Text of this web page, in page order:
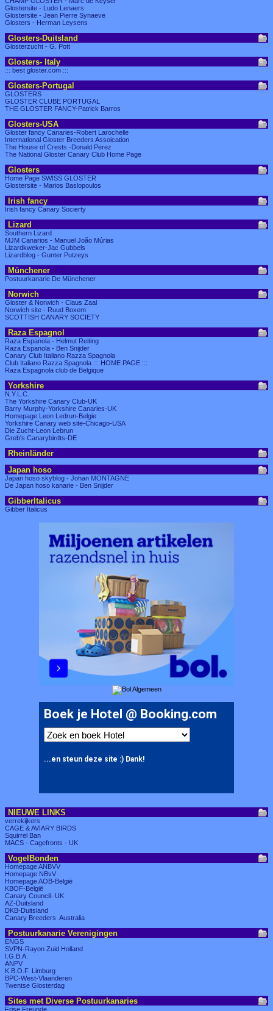
Glostersite - Ludo Lenaers
Glostersite - Jean Pierre Synaeve
Glosters - Herman Leysens
Glosters-Duitsland
Glosterzucht - G. Pott
Glosters- Italy
::: best gloster.com :::
Glosters-Portugal
GLOSTERS
GLOSTER CLUBE PORTUGAL
THE GLOSTER FANCY-Patrick Barros
Glosters-USA
Gloster fancy Canaries-Robert Larochelle
International Gloster Breeders Assoication
The House of Crests -Donald Perez
The National Gloster Canary Club Home Page
Glosters
Home Page SWISS GLOSTER
Glostersite - Marios Baslopoulos
Irish fancy
Irish fancy Canary Socierty
Lizard
Southern Lizard
MJM Canarios - Manuel João Múrias
Lizardkweker-Jac Gubbels
Lizardblog - Gunter Putzeys
Münchener
Postuurkanarie De Münchener
Norwich
Gloster & Norwich - Claus Zaal
Norwich site - Ruud Boxem
SCOTTISH CANARY SOCIETY
Raza Espagnol
Raza Espanola - Helmut Reiting
Raza Espanola - Ben Snijder
Canary Club Italiano Razza Spagnola
Club Italiano Razza Spagnola ::: HOME PAGE :::
Raza Espagnola club de Belgique
Yorkshire
N.Y.L.C.
The Yorkshire Canary Club-UK
Barry Murphy-Yorkshire Canaries-UK
Homepage Leon Ledrun-Belgie
Yorkshire Canary web site-Chicago-USA
Die Zucht-Leon Lebrun
Greb's Canarybirdts-DE
Rheinländer
Japan hoso
Japan hoso skyblog - Johan MONTAGNE
De Japan hoso kanarie - Ben Snijder
GibberItalicus
Gibber Italicus
NIEUWE LINKS
verrekijkers
CAGE & AVIARY BIRDS
Squirrel Ban
MACS - Cagefronts - UK
VogelBonden
Homepage ANBVV
Homepage NBvV
Homepage AOB-België
KBOF-België
Canary Council- UK
AZ-Duitsland
DKB-Duitsland
Canary Breeders Australia
Postuurkanarie Verenigingen
ENGS
SVPN-Rayon Zuid Holland
I.G.B.A.
ANPV
K.B.O.F. Limburg
BPC-West-Vlaanderen
Twentse Glosterdag
Sites met Diverse Postuurkanaries
Frise Freunde